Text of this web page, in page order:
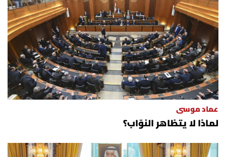
عماد موسى
لماذا لا يتظاهر النوّاب؟